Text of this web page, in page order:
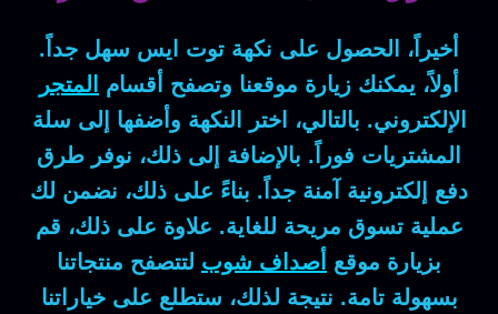
أخيراً، الحصول على نكهة توت ايس سهل جداً.
أولاً، يمكنك زيارة موقعنا وتصفح أقسام
المتجر
الإلكتروني. بالتالي، اختر النكهة وأضفها إلى سلة
المشتريات فوراً. بالإضافة إلى ذلك، نوفر طرق
دفع إلكترونية آمنة جداً. بناءً على ذلك، نضمن لك
عملية تسوق مريحة للغاية. علاوة على ذلك، قم
بزيارة موقع أصداف شوب لتتصفح منتجاتنا
بسهولة تامة. نتيجة لذلك، ستطلع على خياراتنا